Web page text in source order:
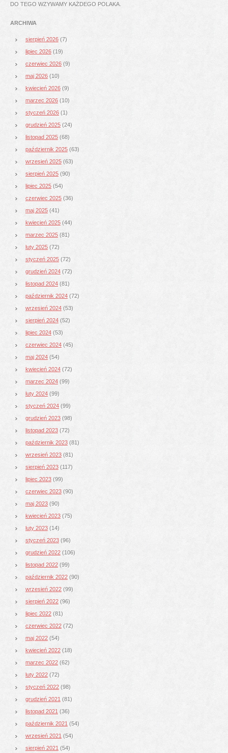
DO TEGO WZYWAMY KAŻDEGO POLAKA.
ARCHIWA
sierpień 2026 (7)
lipiec 2026 (19)
czerwiec 2026 (9)
maj 2026 (10)
kwiecień 2026 (9)
marzec 2026 (10)
styczeń 2026 (1)
grudzień 2025 (24)
listopad 2025 (68)
październik 2025 (63)
wrzesień 2025 (63)
sierpień 2025 (90)
lipiec 2025 (54)
czerwiec 2025 (36)
maj 2025 (41)
kwiecień 2025 (44)
marzec 2025 (81)
luty 2025 (72)
styczeń 2025 (72)
grudzień 2024 (72)
listopad 2024 (81)
październik 2024 (72)
wrzesień 2024 (53)
sierpień 2024 (52)
lipiec 2024 (53)
czerwiec 2024 (45)
maj 2024 (54)
kwiecień 2024 (72)
marzec 2024 (99)
luty 2024 (99)
styczeń 2024 (99)
grudzień 2023 (98)
listopad 2023 (72)
październik 2023 (81)
wrzesień 2023 (81)
sierpień 2023 (117)
lipiec 2023 (99)
czerwiec 2023 (90)
maj 2023 (90)
kwiecień 2023 (75)
luty 2023 (14)
styczeń 2023 (96)
grudzień 2022 (106)
listopad 2022 (99)
październik 2022 (90)
wrzesień 2022 (99)
sierpień 2022 (96)
lipiec 2022 (81)
czerwiec 2022 (72)
maj 2022 (54)
kwiecień 2022 (18)
marzec 2022 (62)
luty 2022 (72)
styczeń 2022 (98)
grudzień 2021 (81)
listopad 2021 (36)
październik 2021 (54)
wrzesień 2021 (54)
sierpień 2021 (54)